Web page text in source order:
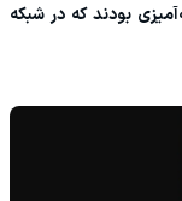
بودند که در شبکه